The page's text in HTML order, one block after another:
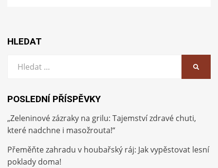
HLEDAT
POSLEDNÍ PŘÍSPĚVKY
„Zeleninové zázraky na grilu: Tajemství zdravé chuti,
které nadchne i masožrouta!“
Přeměňte zahradu v houbařský ráj: Jak vypěstovat lesní
poklady doma!